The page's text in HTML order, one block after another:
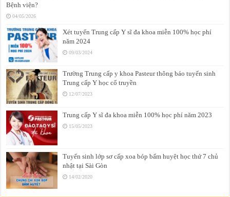
Bệnh viện?
04/05/2026
Xét tuyển Trung cấp Y sĩ đa khoa miễn 100% học phí
năm 2024
09/03/2024
Trường Trung cấp y khoa Pasteur thông báo tuyển sinh
Trung cấp Y học cổ truyền
12/07/2023
Trung cấp Y sĩ đa khoa miễn 100% học phí năm 2023
15/05/2023
Tuyển sinh lớp sơ cấp xoa bóp bấm huyệt học thứ 7 chủ
nhật tại Sài Gòn
14/02/2020